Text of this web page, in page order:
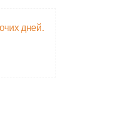
дней.